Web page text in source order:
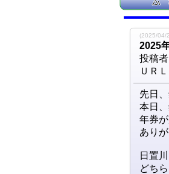
(2025/04/
2025
投稿者
ＵＲＬ
先日
本日
年券
あり
日置
どち